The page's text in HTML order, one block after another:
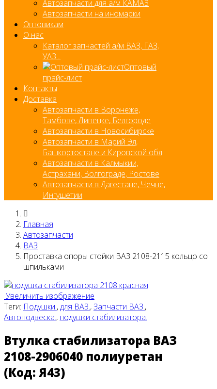
Автозапчасти для а/м КАМАЗ
Автозапчасти на иномарки
Оптовикам
О нас
Каталог запчастей а/м ВАЗ, ГАЗ,
УАЗ...
Оптовый
прайс-лист
Контакты
Доставка
Автозапчасти в Воронеже,
Тамбове, Липецке, Белгороде
Автозапчасти в Новосибирске
Автозапчасти в Марий Эл,
Башкортостане и Кировской обл
Автозапчасти в Калмыкии,
Астрахани, Волгограде, Ростове
Автозапчасти в Дагестане, Чечне,
Ингушетии
Главная
Автозапчасти
ВАЗ
Проставка опоры стойки ВАЗ 2108-2115 кольцо со
шпильками
Увеличить изображение
Теги: Подушки.,для ВАЗ.,Запчасти ВАЗ.,
Автоподвеска., подушки стабилизатора.
Втулка стабилизатора ВАЗ
2108-2906040 полиуретан
(Код: Я43)